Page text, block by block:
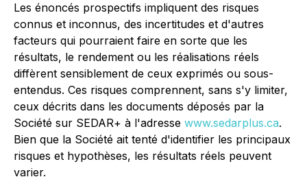
Les énoncés prospectifs impliquent des risques
connus et inconnus, des incertitudes et d'autres
facteurs qui pourraient faire en sorte que les
résultats, le rendement ou les réalisations réels
diffèrent sensiblement de ceux exprimés ou sous-
entendus. Ces risques comprennent, sans s'y limiter,
ceux décrits dans les documents déposés par la
Société sur SEDAR+ à l'adresse www.sedarplus.ca.
Bien que la Société ait tenté d'identifier les principaux
risques et hypothèses, les résultats réels peuvent
varier.